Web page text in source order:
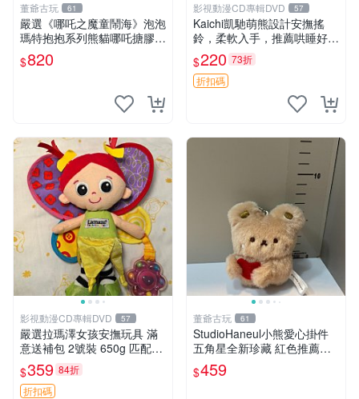
董爺古玩 61
嚴選《哪吒之魔童鬧海》泡泡
瑪特抱抱系列熊貓哪吒搪膠臉
毛絨， STATE：如圖顯示 哪
吒 毛絨公仔 泡泡瑪特
$820
影視動漫CD專輯DVD 57
Kaichi凱馳萌熊設計安撫搖
鈴，柔軟入手，推薦哄睡好選
擇 熊公仔 安撫玩具 喂食環
$220 73折
折扣碼
影視動漫CD專輯DVD 57
嚴選拉瑪澤女孩安撫玩具 滿
意送補包 2號裝 650g 匹配嬰
幼童舒壓好伴侶 女孩專用 安
心選擇 安撫玩偶 衝包 玩具
$359 84折
折扣碼
董爺古玩 61
StudioHaneul小熊愛心掛件
五角星全新珍藏 紅色推薦收
藏 玩具掛飾 掛件 新品
$459